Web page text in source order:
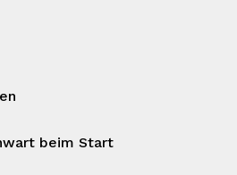
beim Start